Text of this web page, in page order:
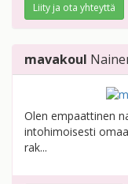
Liity ja ota yhteyttä
mavakoul
Olen empaattinen
intohimoisesti
rak...